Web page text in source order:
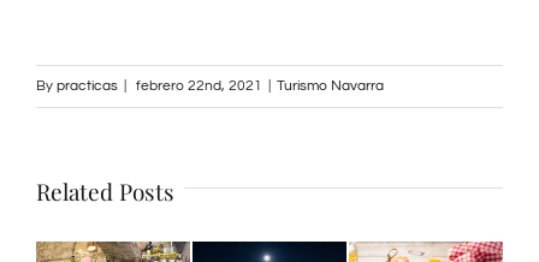
By practicas febrero 22nd, 2021 Turismo Navarra
Related Posts